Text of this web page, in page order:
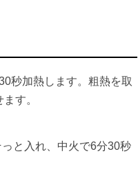
秒加熱します。粗熱を取
す。
と入れ、中火で6分30秒